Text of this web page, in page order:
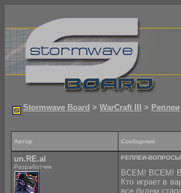
Stormwave Board > WarCraft III > Реплеи
Автор Сообщение
un.RE.al
Разработчик
РЕПЛЕИ-
ВСЕМ! ВСЕМ!
Кто играет в
все будем